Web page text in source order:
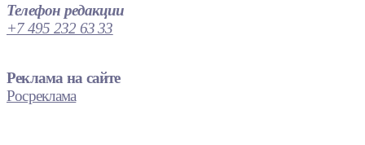
Телефон редакции
+7 495 232 63 33
Реклама на сайте
Росреклама